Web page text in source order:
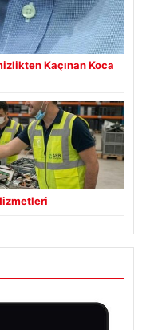
Kaçınan Koca